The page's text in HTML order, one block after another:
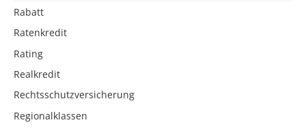
Rabatt
Ratenkredit
Rating
Realkredit
Rechtsschutzversicherung
Regionalklassen